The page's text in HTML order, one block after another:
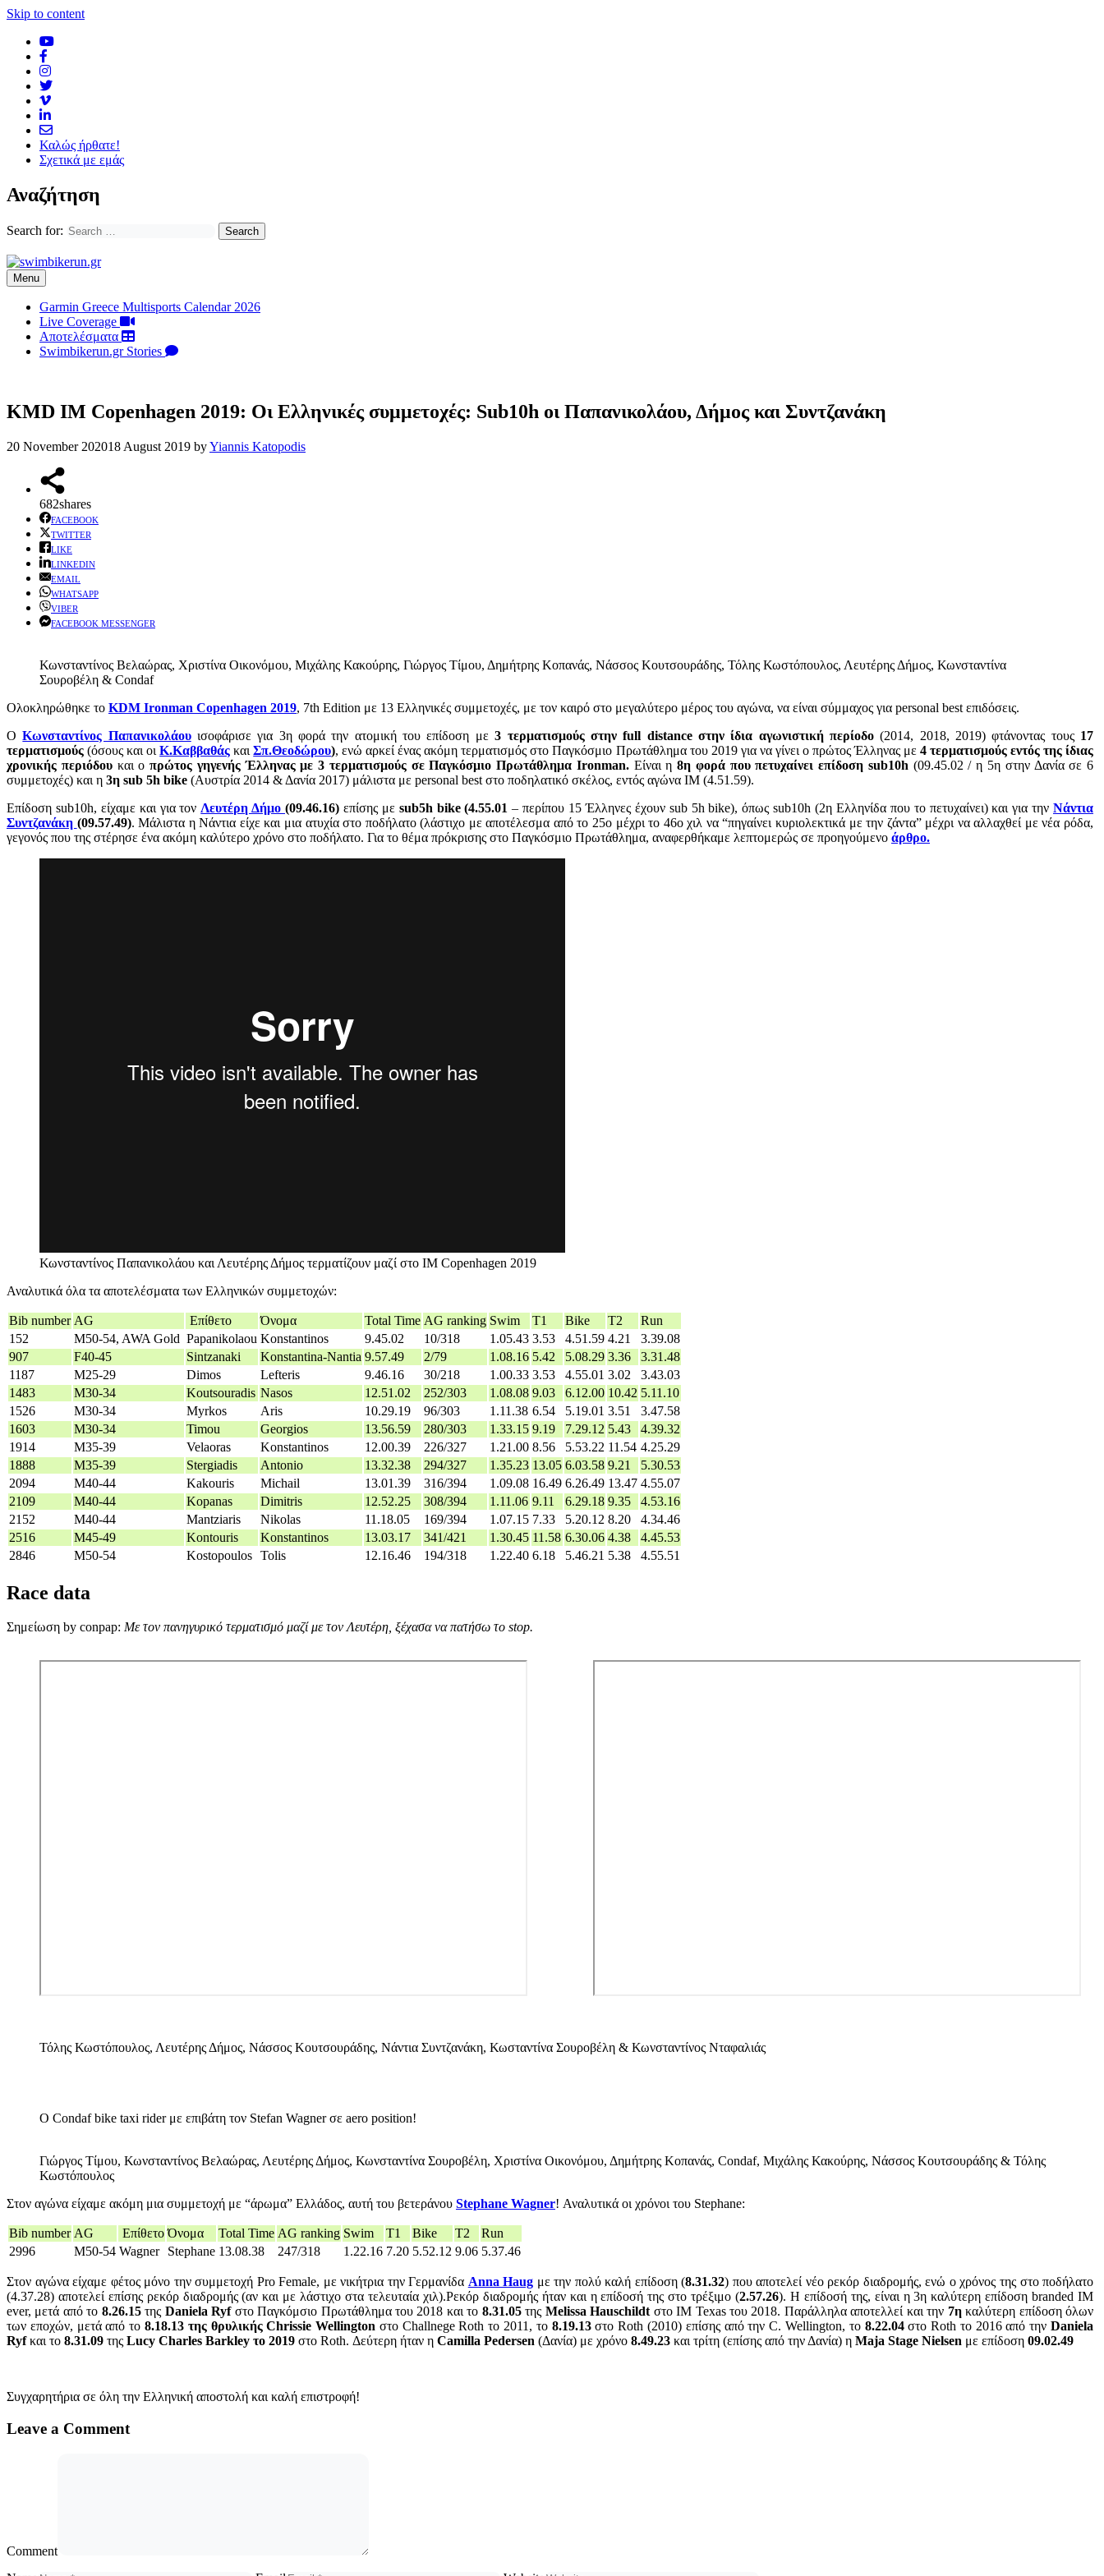
Skip to content
Καλώς ήρθατε!
Σχετικά με εμάς
Αναζήτηση
Search for:
Menu
Garmin Greece Multisports Calendar 2026
Live Coverage
Αποτελέσματα
Swimbikerun.gr Stories
KMD IM Copenhagen 2019: Οι Ελληνικές συμμετοχές: Sub10h οι Παπανικολάου, Δήμος και Συντζανάκη
20 November 202018 August 2019 byYiannis Katopodis
682shares
FACEBOOK
TWITTER
LIKE
LINKEDIN
EMAIL
WHATSAPP
VIBER
FACEBOOK MESSENGER
Κωνσταντίνος Βελαώρας, Χριστίνα Οικονόμου, Μιχάλης Κακούρης, Γιώργος Τίμου, Δημήτρης Κοπανάς, Νάσσος Κουτσουράδης, Τόλης Κωστόπουλος, Λευτέρης Δήμος, Κωνσταντίνα
Σουροβέλη & Condaf
Ολοκληρώθηκε το KDM Ironman Copenhagen 2019, 7th Edition με 13 Ελληνικές συμμετοχές, με τον καιρό στο μεγαλύτερο μέρος του αγώνα, να είναι σύμμαχος για personal best επιδόσεις.
ΟΚωνσταντίνος Παπανικολάουισοφάρισε για 3η φορά την ατομική του επίδοση με3 τερματισμούς στην full distance στην ίδια αγωνιστική περίοδο(2014, 2018, 2019) φτάνοντας τους 17
τερματισμούς (όσους και οιΚ.Καββαθάς καιΣπ.Θεοδώρου), ενώ αρκεί ένας ακόμη τερματισμός στο Παγκόσμιο Πρωτάθλημα του 2019 για να γίνει ο πρώτος Έλληνας με 4 τερματισμούς εντός της ίδιας
χρονικής περιόδουκαι οπρώτος γηγενής Έλληνας με 3 τερματισμούς σε Παγκόσμιο Πρωτάθλημα Ironman.Είναι η8η φορά που πετυχαίνει επίδοση sub10h (09.45.02 / η 5η στην Δανία σε 6
συμμετοχές) και η 3η sub 5h bike (Αυστρία 2014 & Δανία 2017) μάλιστα με personal best στο ποδηλατικό σκέλος, εντός αγώνα ΙΜ (4.51.59).
Επίδοση sub10h, είχαμε και για τον Λευτέρη Δήμο (09.46.16) επίσης με sub5h bike (4.55.01 – περίπου 15 Έλληνες έχουν sub 5h bike), όπως sub10h (2η Ελληνίδα που το πετυχαίνει) και για την Νάντια
Συντζανάκη (09.57.49). Μάλιστα η Νάντια είχε και μια ατυχία στο ποδήλατο (λάστιχο με αποτέλεσμα από το 25ο μέχρι το 46ο χιλ να “πηγαίνει κυριολεκτικά με την ζάντα” μέχρι να αλλαχθεί με νέα ρόδα,
γεγονός που της στέρησε ένα ακόμη καλύτερο χρόνο στο ποδήλατο. Για το θέμα πρόκρισης στο Παγκόσμιο Πρωτάθλημα, αναφερθήκαμε λεπτομερώς σε προηγούμενο άρθρο.
Κωνσταντίνος Παπανικολάου και Λευτέρης Δήμος τερματίζουν μαζί στο IM Copenhagen 2019
Αναλυτικά όλα τα αποτελέσματα των Ελληνικών συμμετοχών:
Bib number AG Επίθετο Όνομα Total Time AG ranking Swim T1 Bike T2
Run
152
M50-54, AWA Gold Papanikolaou Konstantinos 9.45.02 10/318 1.05.43 3.53 4.51.59 4.21
3.39.08
907
F40-45 Sintzanaki Konstantina-Nantia 9.57.49 2/79 1.08.16 5.42 5.08.29 3.36
3.31.48
1187
M25-29 Dimos Lefteris 9.46.16 30/218 1.00.33 3.53 4.55.01 3.02
3.43.03
1483
M30-34 Koutsouradis Nasos 12.51.02 252/303 1.08.08 9.03 6.12.00 10.42 5.11.10
1526
M30-34 Myrkos Aris 10.29.19 96/303 1.11.38 6.54 5.19.01 3.51
3.47.58
1603
M30-34 Timou Georgios 13.56.59 280/303 1.33.15 9.19 7.29.12 5.43
4.39.32
1914
M35-39 Velaoras Konstantinos 12.00.39 226/327 1.21.00 8.56 5.53.22 11.54 4.25.29
1888
M35-39 Stergiadis Antonio 13.32.38 294/327 1.35.23 13.05 6.03.58 9.21
5.30.53
2094
M40-44 Kakouris Michail 13.01.39 316/394 1.09.08 16.49 6.26.49 13.47 4.55.07
2109
M40-44 Kopanas Dimitris 12.52.25 308/394 1.11.06 9.11 6.29.18 9.35
4.53.16
2152
M40-44 Mantziaris Nikolas 11.18.05 169/394 1.07.15 7.33 5.20.12 8.20
4.34.46
2516
M45-49 Kontouris Konstantinos 13.03.17 341/421 1.30.45 11.58 6.30.06 4.38
4.45.53
2846
M50-54 Kostopoulos Tolis 12.16.46 194/318 1.22.40 6.18 5.46.21 5.38 4.55.51
Race data
Σημείωση by conpap: Με τον πανηγυρικό τερματισμό μαζί με τον Λευτέρη, ξέχασα να πατήσω το stop.
Τόλης Κωστόπουλος, Λευτέρης Δήμος, Νάσσος Κουτσουράδης, Νάντια Συντζανάκη, Κωσταντίνα Σουροβέλη & Κωνσταντίνος Νταφαλιάς
O Condaf bike taxi rider με επιβάτη τον Stefan Wagner σε aero position!
Γιώργος Τίμου, Κωνσταντίνος Βελαώρας, Λευτέρης Δήμος, Κωνσταντίνα Σουροβέλη, Χριστίνα Οικονόμου, Δημήτρης Κοπανάς, Condaf, Μιχάλης Κακούρης, Νάσσος Κουτσουράδης & Τόλης
Κωστόπουλος
Στον αγώνα είχαμε ακόμη μια συμμετοχή με “άρωμα” Ελλάδος, αυτή του βετεράνου Stephane Wagner! Αναλυτικά οι χρόνοι του Stephane:
Bib number AG Επίθετο Όνομα Total Time AG ranking Swim T1 Bike T2
Run
2996
M50-54 Wagner Stephane 13.08.38 247/318 1.22.16 7.20 5.52.12 9.06 5.37.46
Στον αγώνα είχαμε φέτος μόνο την συμμετοχή Pro Female, με νικήτρια την Γερμανίδα Anna Haug με την πολύ καλή επίδοση (8.31.32) που αποτελεί νέο ρεκόρ διαδρομής, ενώ ο χρόνος της στο ποδήλατο
(4.37.28) αποτελεί επίσης ρεκόρ διαδρομής (αν και με λάστιχο στα τελευταία χιλ).Ρεκόρ διαδρομής ήταν και η επίδοσή της στο τρέξιμο (2.57.26). Η επίδοσή της, είναι η 3η καλύτερη επίδοση branded IM
ever, μετά από το 8.26.15της Daniela Ryfστο Παγκόμσιο Πρωτάθλημα του 2018 και το 8.31.05της Melissa Hauschildt στο ΙΜ Texas του 2018. Παράλληλα αποτελλεί και την 7ηκαλύτερη επίδοση όλων
των εποχών, μετά από το 8.18.13 της θρυλικής Chrissie Wellington στο Challnege Roth το 2011, το 8.19.13στο Roth (2010) επίσης από την C. Wellington, το 8.22.04στο Roth το 2016 από τηνDaniela
Ryfκαι το 8.31.09 της Lucy Charles Barkley το 2019 στο Roth. Δεύτερη ήταν η Camilla Pedersen (Δανία) με χρόνο 8.49.23 και τρίτη (επίσης από την Δανία) η Maja Stage Nielsen με επίδοση 09.02.49
Συγχαρητήρια σε όλη την Ελληνική αποστολή και καλή επιστροφή!
Leave a Comment
Comment